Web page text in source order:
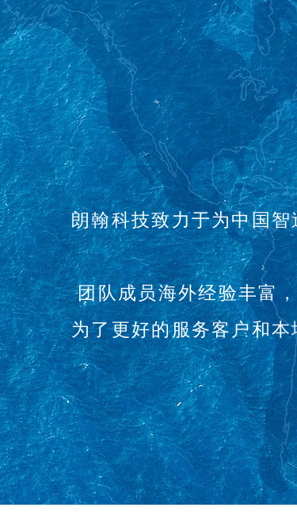
朗翰科技致力于为中国
团队成员海外经验丰富
为了更好的服务客户和